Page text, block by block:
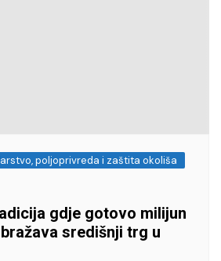
poljoprivreda i zaštita okoliša
gdje gotovo milijun
središnji trg u